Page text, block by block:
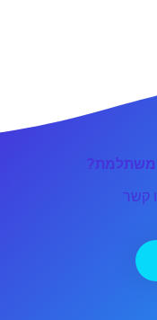
משתלמת?
קשר